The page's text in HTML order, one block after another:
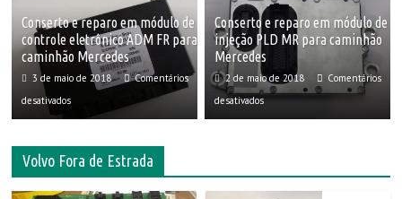
Conserto e reparo em módulo de
controle eletrônico ADM FR para
caminhão Mercedes
3 de maio de 2018
Comentários
desativados
Conserto e reparo em módulo de
injeção PLD MR para caminhão
Mercedes
2 de maio de 2018
Comentários
desativados
Volvo Fora de Estrada